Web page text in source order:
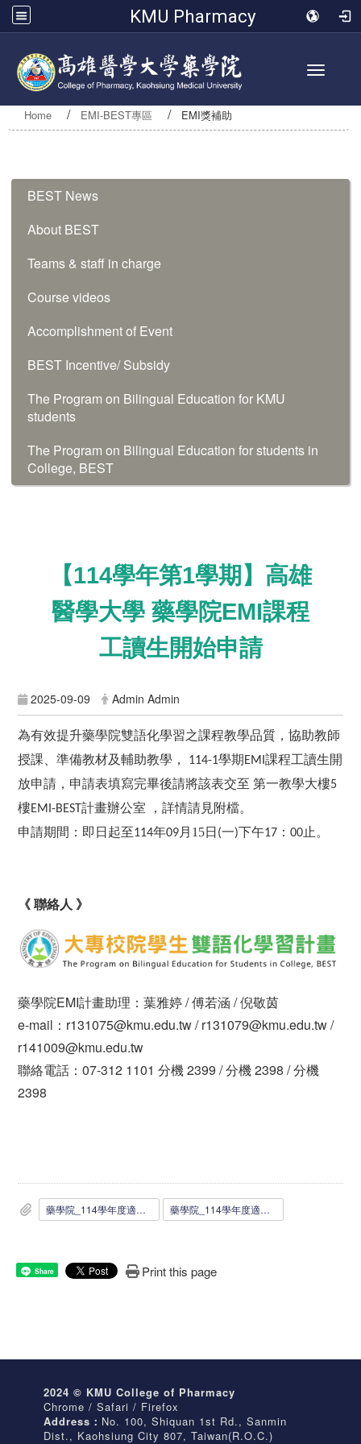
KMU Pharmacy
Toggle
Home EMI-BEST專區 EMI獎補助
BEST News
About BEST
Teams & staff in charge
Course videos
Accomplishment of Event
BEST Incentive/ Subsidy
The Program on Bilingual Education for KMU
students
The Program on Bilingual Education for students in
College, BEST
【114學年第1學期】高雄
醫學大學 藥學院EMI課程
工讀生開始申請
2025-09-09 Admin Admin
為有效提升藥學院雙語化學習之課程教學品質，協助教師
授課、準備教材及輔助教學，
114-1學期 EMI課程工讀生開
放申請，申請表填寫完畢後請將該表交至 第一教學大樓5
樓EMI-BEST計畫辦公室
，詳情請見附檔。
申請期間：即日起至114年09月15日 (一)下午17 ：00止。
《 聯絡人 》
藥學院EMI計畫助理：葉雅婷 / 傅若涵 / 倪敬茵
e-mail：r131075@kmu.edu.tw / r131079@kmu.edu.tw /
r141009@kmu.edu.tw
聯絡電話：07-312 1101 分機 2399 / 分機 2398 / 分機
2398
藥學院_114學年度適用_EMI課程工讀生申請表.docx 藥學院_114學年度適用_EMI課程工讀生申請表.pdf
Share Print this page
2024 © KMU College of Pharmacy
Chrome / Safari / Firefox
Address： No. 100, Shiquan 1st Rd., Sanmin
Dist., Kaohsiung City 807, Taiwan(R.O.C.)